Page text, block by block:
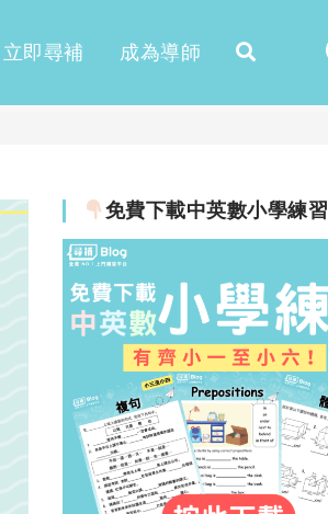
立即尋補 成為導師
免費下載中英數小學練習